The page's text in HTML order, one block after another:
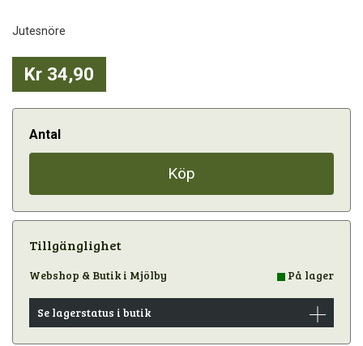
Jutesnöre
Kr 34,90
Antal
Köp
Tillgänglighet
Webshop & Butik i Mjölby På lager
Se lagerstatus i butik